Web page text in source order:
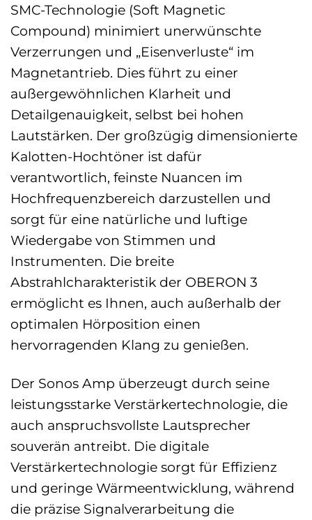
SMC-Technologie (Soft Magnetic
Compound) minimiert unerwünschte
Verzerrungen und „Eisenverluste“ im
Magnetantrieb. Dies führt zu einer
außergewöhnlichen Klarheit und
Detailgenauigkeit, selbst bei hohen
Lautstärken. Der großzügig dimensionierte
Kalotten-Hochtöner ist dafür
verantwortlich, feinste Nuancen im
Hochfrequenzbereich darzustellen und
sorgt für eine natürliche und luftige
Wiedergabe von Stimmen und
Instrumenten. Die breite
Abstrahlcharakteristik der OBERON 3
ermöglicht es Ihnen, auch außerhalb der
optimalen Hörposition einen
hervorragenden Klang zu genießen.
Der Sonos Amp überzeugt durch seine
leistungsstarke Verstärkertechnologie, die
auch anspruchsvollste Lautsprecher
souverän antreibt. Die digitale
Verstärkertechnologie sorgt für Effizienz
und geringe Wärmeentwicklung, während
die präzise Signalverarbeitung die